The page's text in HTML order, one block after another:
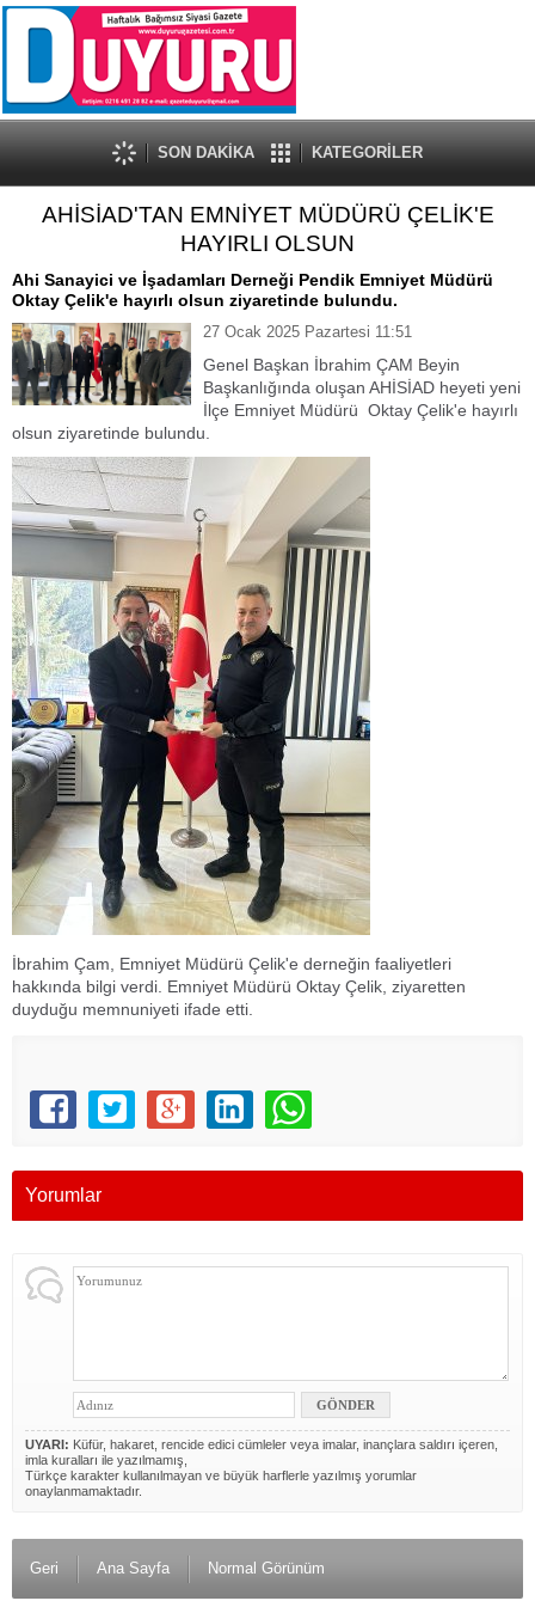
SON DAKİKA KATEGORİLER
AHİSİAD'TAN EMNİYET MÜDÜRÜ ÇELİK'E
HAYIRLI OLSUN
Ahi Sanayici ve İşadamları Derneği Pendik Emniyet Müdürü
Oktay Çelik'e hayırlı olsun ziyaretinde bulundu.
27 Ocak 2025 Pazartesi 11:51
Genel Başkan İbrahim ÇAM Beyin
Başkanlığında oluşan AHİSİAD heyeti yeni
İlçe Emniyet Müdürü Oktay Çelik'e hayırlı
olsun ziyaretinde bulundu.
İbrahim Çam, Emniyet Müdürü Çelik'e derneğin faaliyetleri
hakkında bilgi verdi. Emniyet Müdürü Oktay Çelik, ziyaretten
duyduğu memnuniyeti ifade etti.
Yorumlar
UYARI: Küfür, hakaret, rencide edici cümleler veya imalar, inançlara saldırı içeren,
imla kuralları ile yazılmamış,
Türkçe karakter kullanılmayan ve büyük harflerle yazılmış yorumlar
onaylanmamaktadır.
Geri Ana Sayfa Normal Görünüm